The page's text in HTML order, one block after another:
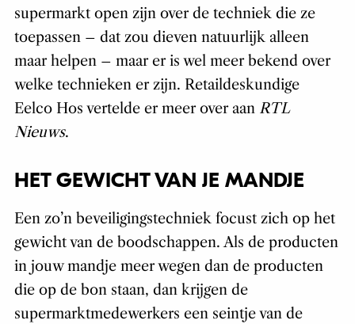
supermarkt open zijn over de techniek die ze
toepassen – dat zou dieven natuurlijk alleen
maar helpen – maar er is wel meer bekend over
welke technieken er zijn. Retaildeskundige
Eelco Hos vertelde er meer over aan RTL
Nieuws.
HET GEWICHT VAN JE MANDJE
Een zo’n beveiligingstechniek focust zich op het
gewicht van de boodschappen. Als de producten
in jouw mandje meer wegen dan de producten
die op de bon staan, dan krijgen de
supermarktmedewerkers een seintje van de